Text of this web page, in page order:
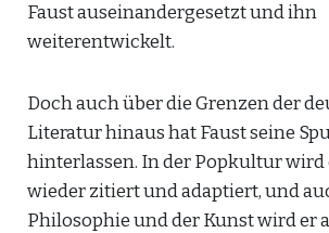
Faust auseinandergesetzt und ihn
weiterentwickelt.
Doch auch über die Grenzen der
Literatur hinaus hat Faust seine
hinterlassen. In der Popkultur
wieder zitiert und adaptiert, und
Philosophie und der Kunst wird er